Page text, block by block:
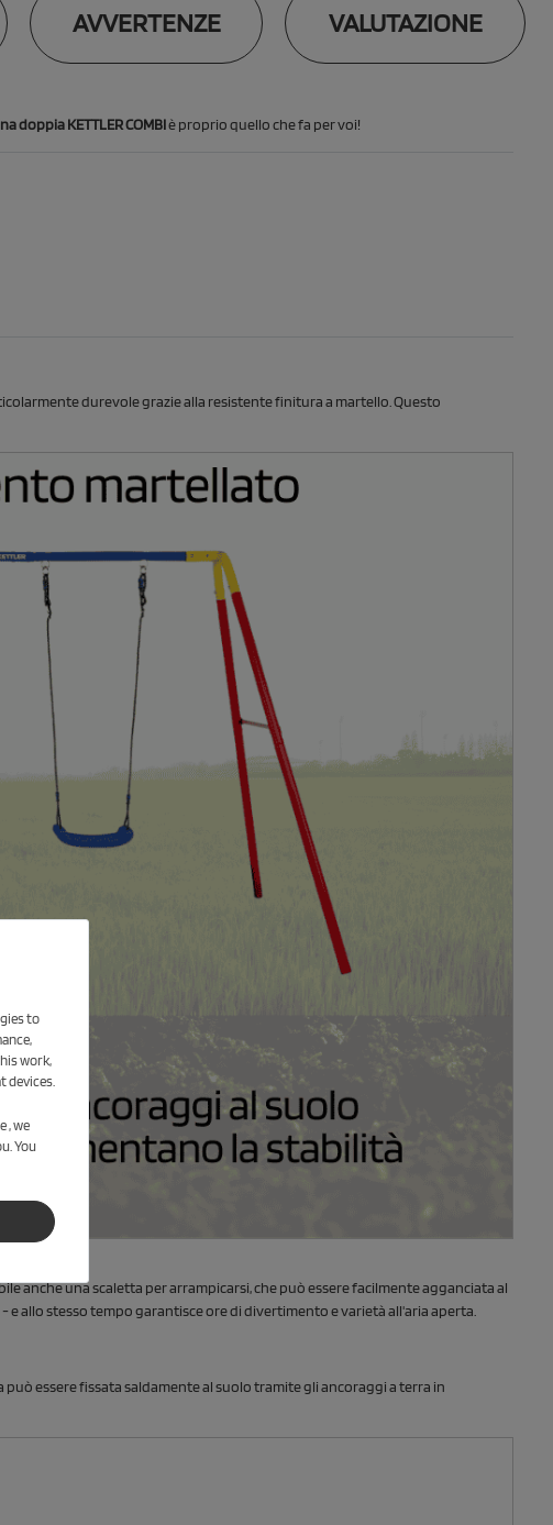
AVVERTENZE VALUTAZIONE
doppia KETTLER COMBIè proprio quello che fa per voi!
durevole grazie alla resistente finitura a martello. Questo
anche una scaletta per arrampicarsi, che può essere facilmente agganciata al
allo stesso tempo garantisce ore di divertimento e varietà all'aria aperta.
essere fissata saldamente al suolo tramite gli ancoraggi a terra in
to
work,
devices.
, we
You